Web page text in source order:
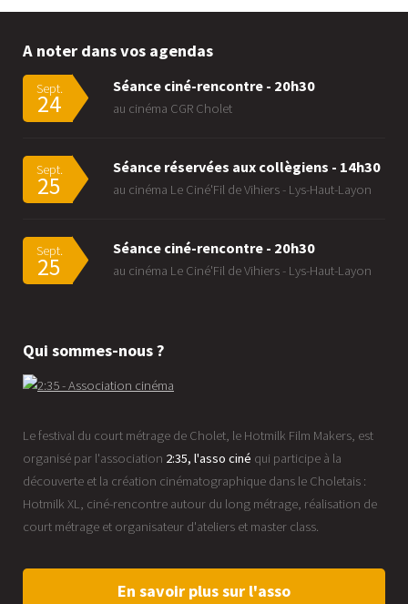
A noter dans vos agendas
Sept.
24
Séance ciné-rencontre - 20h30
au cinéma CGR Cholet
Sept.
25
Séance réservées aux collègiens - 14h30
au cinéma Le Ciné'Fil de Vihiers - Lys-Haut-Layon
Sept.
25
Séance ciné-rencontre - 20h30
au cinéma Le Ciné'Fil de Vihiers - Lys-Haut-Layon
Qui sommes-nous ?
Le festival du court métrage de Cholet, le Hotmilk Film Makers, est
organisé par l'association 2:35, l'asso ciné qui participe à la
découverte et la création cinématographique dans le Choletais :
Hotmilk XL, ciné-rencontre autour du long métrage, réalisation de
court métrage et organisateur d'ateliers et master class.
En savoir plus sur l'asso